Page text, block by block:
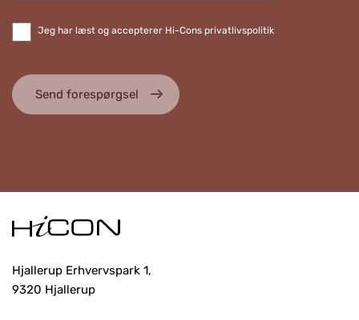
Jeg har læst og accepterer Hi-Cons privatlivspolitik
Send forespørgsel
Hjallerup Erhvervspark 1,
9320 Hjallerup